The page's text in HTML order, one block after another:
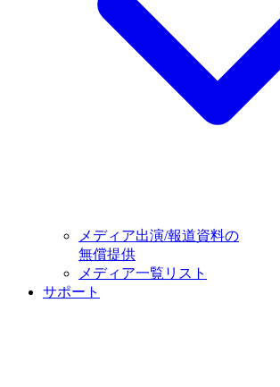
メディア出演/報道資料の
無償提供
メディア一覧リスト
サポート